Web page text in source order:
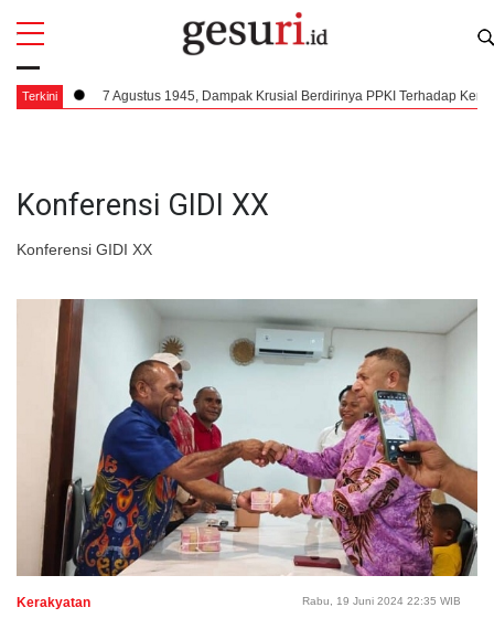
Terkini 7 Agustus 1945, Dampak Krusial Berdirinya PPKI Terhadap
Konferensi GIDI XX
Konferensi GIDI XX
All
Kerakyatan Rabu, 19 Juni 2024 22:35 WIB